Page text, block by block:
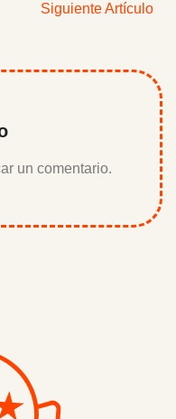
Siguiente Artículo
un comentario.